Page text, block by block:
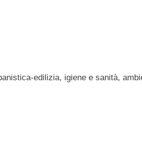
edilizia, igiene e sanità,